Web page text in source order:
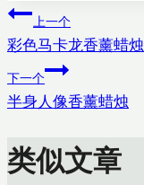
标
签：
文
章
导
航
上一个
彩色马卡龙香薰蜡烛
下一个
半身人像香薰蜡烛
类似文章